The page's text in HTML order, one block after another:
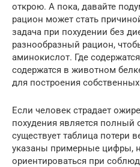
открою. А пока, давайте
рацион может стать
задача при похудении без
разнообразный рацион,
аминокислот. Где
содержатся в животном
для построения
Если человек страдает
похудения является полный
существует таблица потери
указаны примерные цифры,
ориентироваться при